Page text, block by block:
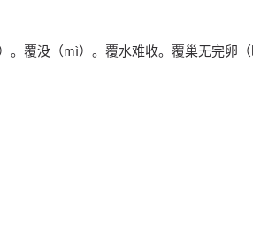
覆没（mì）。覆水难收。覆巢无完卵